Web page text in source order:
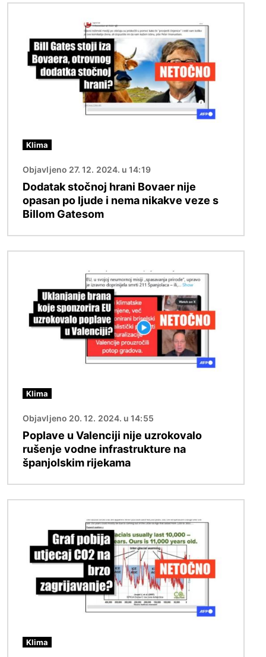
Klima
Objavljeno 27. 12. 2024. u 14:19
Dodatak stočnoj hrani Bovaer nije
opasan po ljude i nema nikakve veze s
Billom Gatesom
Klima
Objavljeno 20. 12. 2024. u 14:55
Poplave u Valenciji nije uzrokovalo
rušenje vodne infrastrukture na
španjolskim rijekama
Klima